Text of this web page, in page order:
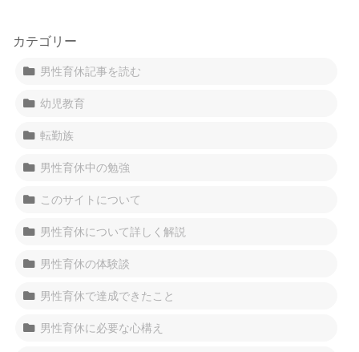
カテゴリー
男性育休記事を読む
幼児教育
転勤族
男性育休中の勉強
このサイトについて
男性育休について詳しく解説
男性育休の体験談
男性育休で達成できたこと
男性育休に必要な心構え